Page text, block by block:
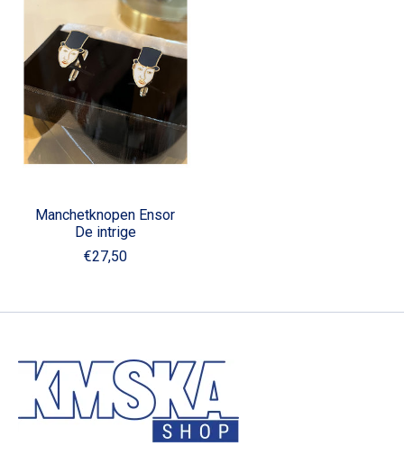
Manchetknopen Ensor
De intrige
€27,50